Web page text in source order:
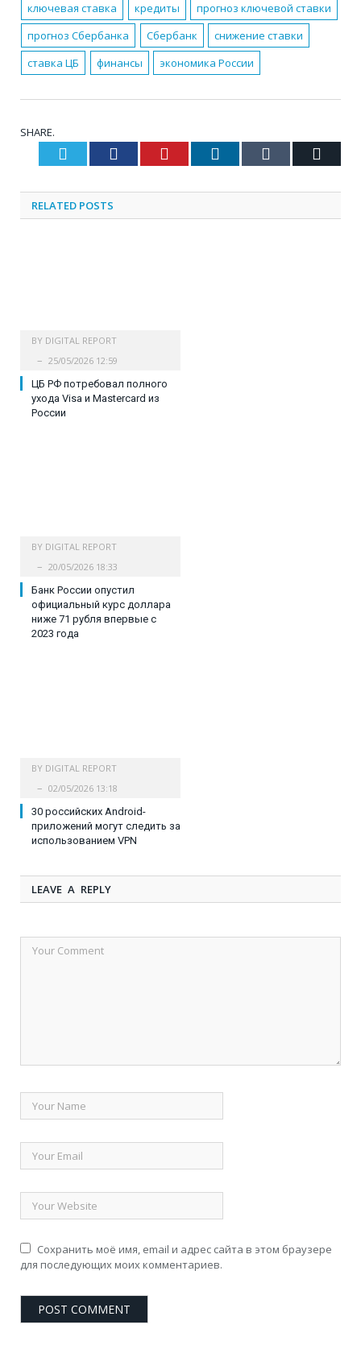
ключевая ставка
кредиты
прогноз ключевой ставки
прогноз Сбербанка
Сбербанк
снижение ставки
ставка ЦБ
финансы экономика России
SHARE.
Twitter Facebook Pinterest LinkedIn Tumblr
RELATED POSTS
BY DIGITAL REPORT
25/05/2026 12:59
ЦБ РФ потребовал полного
ухода Visa и Mastercard из
России
BY DIGITAL REPORT
20/05/2026 18:33
Банк России опустил
официальный курс доллара
ниже 71 рубля впервые с
2023 года
BY DIGITAL REPORT
02/05/2026 13:18
30 российских Android-
приложений могут следить за
использованием VPN
LEAVE A REPLY
Сохранить моё имя, email и адрес сайта в этом браузере
для последующих моих комментариев.